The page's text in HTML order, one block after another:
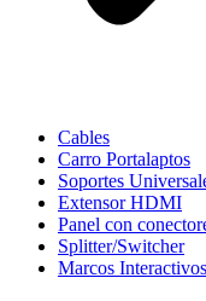
Cables
Carro Portalaptos
Soportes
Extensor HDMI
Panel con
Splitter/Switcher
Marcos Interactivos